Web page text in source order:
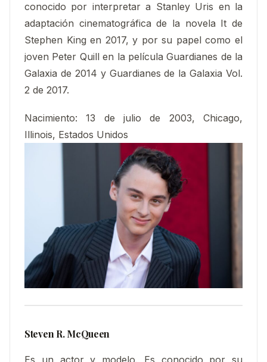
conocido por interpretar a Stanley Uris en la
adaptación cinematográfica de la novela It​​ de
Stephen King en 2017, y por su papel como el
joven Peter Quill en la película Guardianes de la
Galaxia de 2014 y Guardianes de la Galaxia Vol.
2 de 2017.
Nacimiento:13 de julio de 2003, Chicago,
Illinois, Estados Unidos
Steven R. McQueen